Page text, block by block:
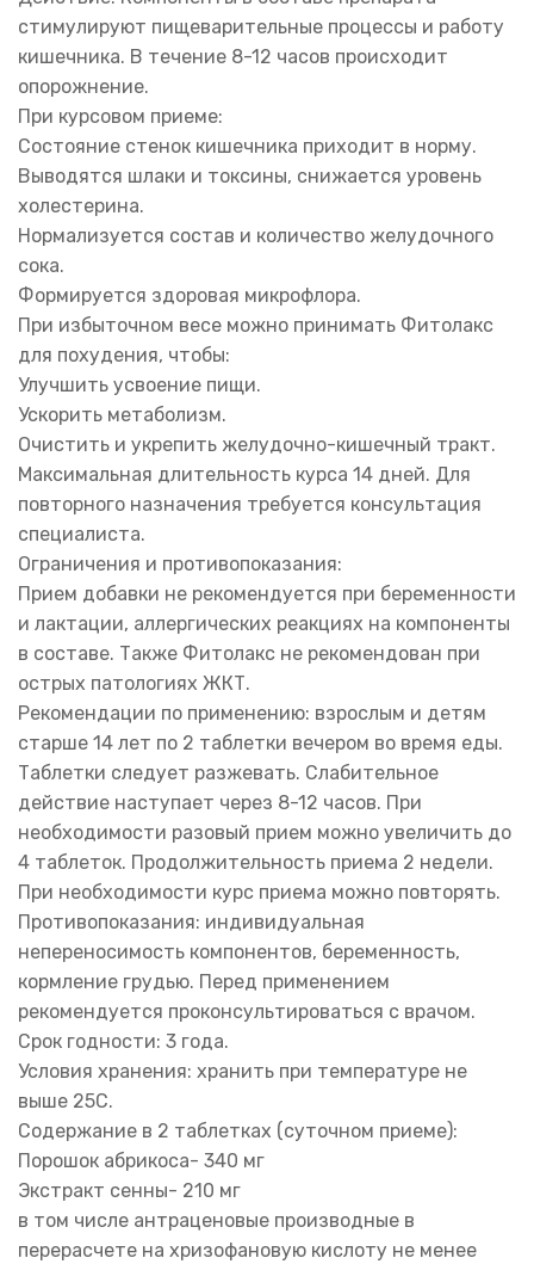
стимулируют пищеварительные процессы и работу
кишечника. В течение 8-12 часов происходит
опорожнение.
При курсовом приеме:
Состояние стенок кишечника приходит в норму.
Выводятся шлаки и токсины, снижается уровень
холестерина.
Нормализуется состав и количество желудочного
сока.
Формируется здоровая микрофлора.
При избыточном весе можно принимать Фитолакс
для похудения, чтобы:
Улучшить усвоение пищи.
Ускорить метаболизм.
Очистить и укрепить желудочно-кишечный тракт.
Максимальная длительность курса 14 дней. Для
повторного назначения требуется консультация
специалиста.
Ограничения и противопоказания:
Прием добавки не рекомендуется при беременности
и лактации, аллергических реакциях на компоненты
в составе. Также Фитолакс не рекомендован при
острых патологиях ЖКТ.
Рекомендации по применению: взрослым и детям
старше 14 лет по 2 таблетки вечером во время еды.
Таблетки следует разжевать. Слабительное
действие наступает через 8-12 часов. При
необходимости разовый прием можно увеличить до
4 таблеток. Продолжительность приема 2 недели.
При необходимости курс приема можно повторять.
Противопоказания: индивидуальная
непереносимость компонентов, беременность,
кормление грудью. Перед применением
рекомендуется проконсультироваться с врачом.
Срок годности: 3 года.
Условия хранения: хранить при температуре не
выше 25С.
Содержание в 2 таблетках (суточном приеме):
Порошок абрикоса- 340 мг
Экстракт сенны- 210 мг
в том числе антраценовые производные в
перерасчете на хризофановую кислоту не менее